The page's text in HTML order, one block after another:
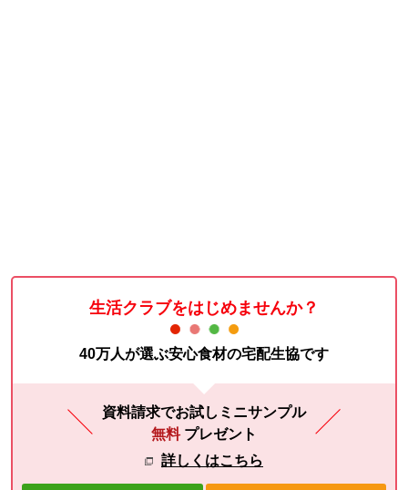
生活クラブをはじめませんか？
40万人が選ぶ安心食材の宅配生協です
資料請求でお試しミニサンプル
無料 プレゼント
詳しくはこちら